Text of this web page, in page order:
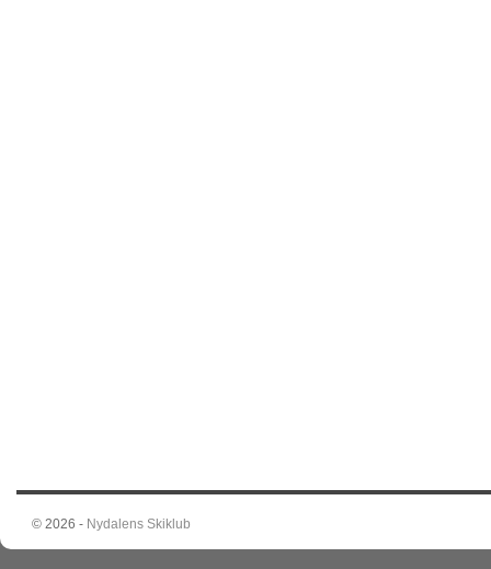
© 2026 - Nydalens Skiklub